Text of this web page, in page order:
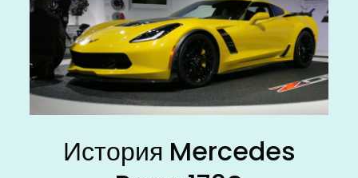
История Mercedes